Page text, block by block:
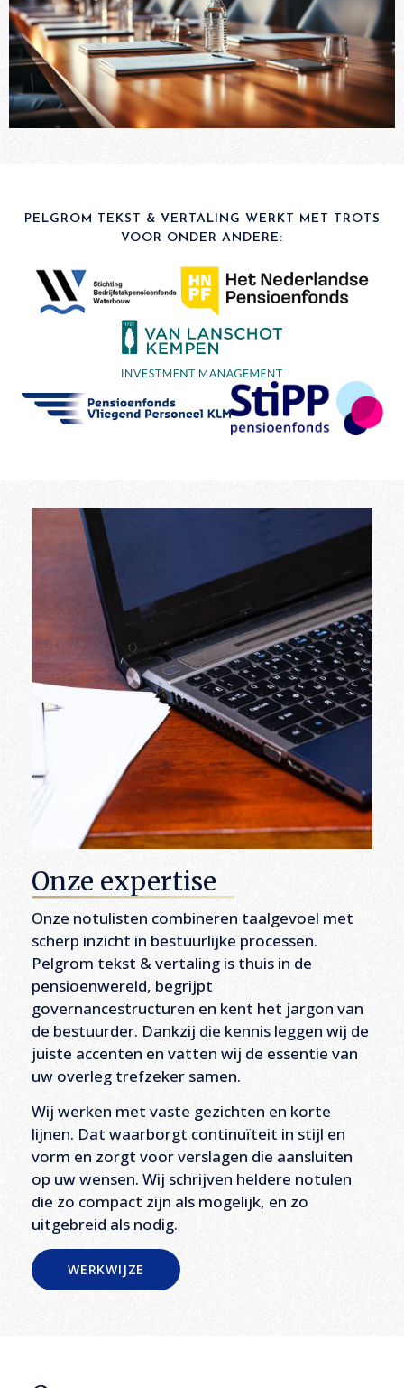
PELGROM TEKST & VERTALING WERKT MET TROTS
VOOR ONDER ANDERE:
Onze expertise
Onze notulisten combineren taalgevoel met
scherp inzicht in bestuurlijke processen.
Pelgrom tekst & vertaling is thuis in de
pensioenwereld, begrijpt
governancestructuren en kent het jargon van
de bestuurder. Dankzij die kennis leggen wij de
juiste accenten en vatten wij de essentie van
uw overleg trefzeker samen.
Wij werken met vaste gezichten en korte
lijnen. Dat waarborgt continuïteit in stijl en
vorm en zorgt voor verslagen die aansluiten
op uw wensen. Wij schrijven heldere notulen
die zo compact zijn als mogelijk, en zo
uitgebreid als nodig.
WERKWIJZE